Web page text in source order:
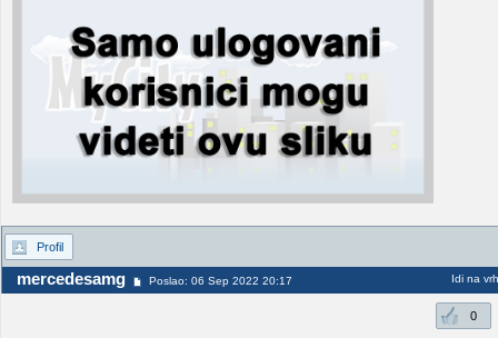
Profil
mercedesamg Poslao: 06 Sep 2022 20:17 Idi na vrh
0